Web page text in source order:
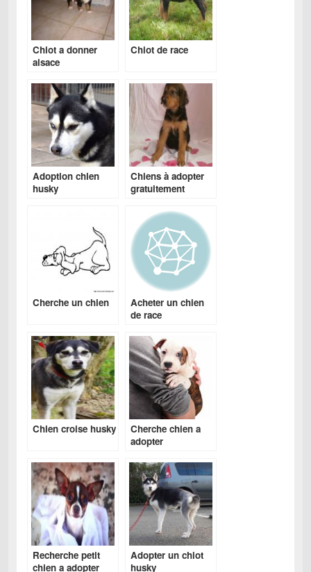
Chiot a donner
alsace
Chiot de race
Adoption chien
husky
Chiens à adopter
gratuitement
Cherche un chien
Acheter un chien
de race
Chien croise husky
Cherche chien a
adopter
Recherche petit
chien a adopter
Adopter un chiot
husky